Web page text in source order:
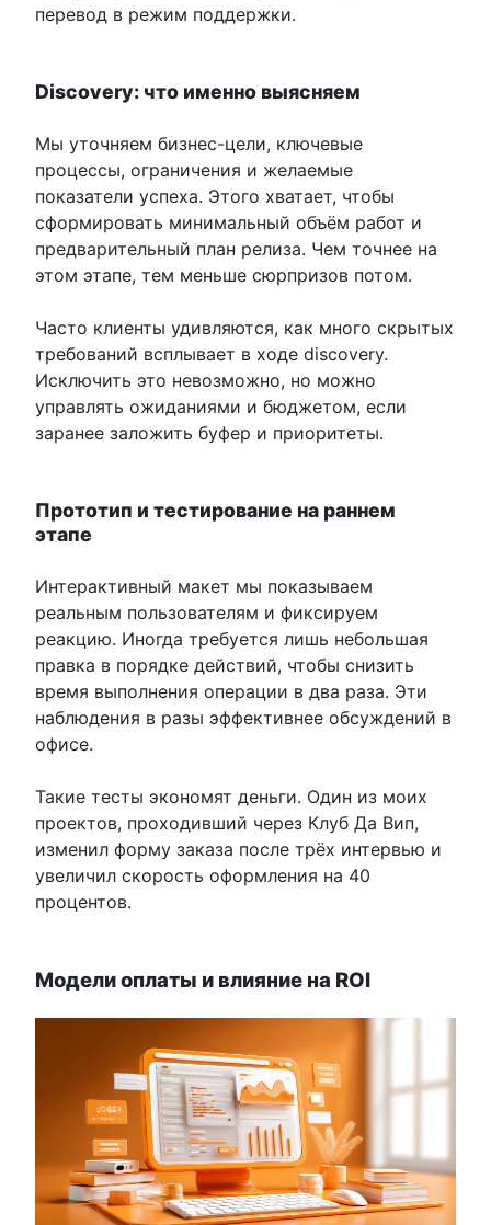
перевод в режим поддержки.
Discovery: что именно выясняем
Мы уточняем бизнес-цели, ключевые
процессы, ограничения и желаемые
показатели успеха. Этого хватает, чтобы
сформировать минимальный объём работ и
предварительный план релиза. Чем точнее на
этом этапе, тем меньше сюрпризов потом.
Часто клиенты удивляются, как много скрытых
требований всплывает в ходе discovery.
Исключить это невозможно, но можно
управлять ожиданиями и бюджетом, если
заранее заложить буфер и приоритеты.
Прототип и тестирование на раннем
этапе
Интерактивный макет мы показываем
реальным пользователям и фиксируем
реакцию. Иногда требуется лишь небольшая
правка в порядке действий, чтобы снизить
время выполнения операции в два раза. Эти
наблюдения в разы эффективнее обсуждений в
офисе.
Такие тесты экономят деньги. Один из моих
проектов, проходивший через Клуб Да Вип,
изменил форму заказа после трёх интервью и
увеличил скорость оформления на 40
процентов.
Модели оплаты и влияние на ROI